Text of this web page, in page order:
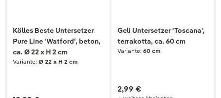
Kölles Beste Untersetzer
Pure Line 'Watford', beton,
ca. Ø 22 x H 2 cm
Variante: Ø 22 x H 2 cm
Geli Untersetzer 'Toscana',
terrakotta, ca. 60 cm
Variante: 60 cm
2,99 €